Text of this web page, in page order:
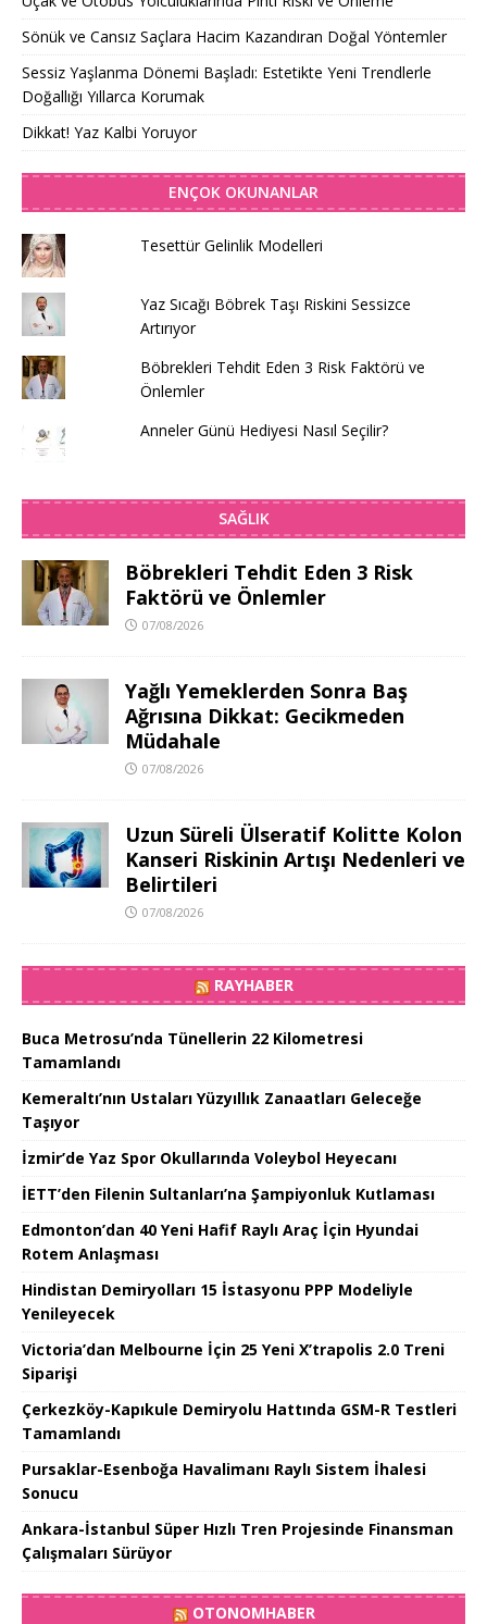
Sönük ve Cansız Saçlara Hacim Kazandıran Doğal Yöntemler
Sessiz Yaşlanma Dönemi Başladı: Estetikte Yeni Trendlerle
Doğallığı Yıllarca Korumak
Dikkat! Yaz Kalbi Yoruyor
ENÇOK OKUNANLAR
Tesettür Gelinlik Modelleri
Yaz Sıcağı Böbrek Taşı Riskini Sessizce
Artırıyor
Böbrekleri Tehdit Eden 3 Risk Faktörü ve
Önlemler
Anneler Günü Hediyesi Nasıl Seçilir?
SAĞLIK
Böbrekleri Tehdit Eden 3 Risk
Faktörü ve Önlemler
07/08/2026
Yağlı Yemeklerden Sonra Baş
Ağrısına Dikkat: Gecikmeden
Müdahale
07/08/2026
Uzun Süreli Ülseratif Kolitte Kolon
Kanseri Riskinin Artışı Nedenleri ve
Belirtileri
07/08/2026
RAYHABER
Buca Metrosu’nda Tünellerin 22 Kilometresi
Tamamlandı
Kemeraltı’nın Ustaları Yüzyıllık Zanaatları Geleceğe
Taşıyor
İzmir’de Yaz Spor Okullarında Voleybol Heyecanı
İETT’den Filenin Sultanları’na Şampiyonluk Kutlaması
Edmonton’dan 40 Yeni Hafif Raylı Araç İçin Hyundai
Rotem Anlaşması
Hindistan Demiryolları 15 İstasyonu PPP Modeliyle
Yenileyecek
Victoria’dan Melbourne İçin 25 Yeni X’trapolis 2.0 Treni
Siparişi
Çerkezköy-Kapıkule Demiryolu Hattında GSM-R Testleri
Tamamlandı
Pursaklar-Esenboğa Havalimanı Raylı Sistem İhalesi
Sonucu
Ankara-İstanbul Süper Hızlı Tren Projesinde Finansman
Çalışmaları Sürüyor
OTONOMHABER